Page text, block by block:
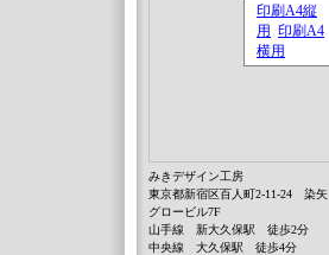
みきデザイン工房
東京都新宿区百人町2-11-24 染矢
グロービル7F
山手線 新大久保駅 徒歩2分
中央線 大久保駅 徒歩4分